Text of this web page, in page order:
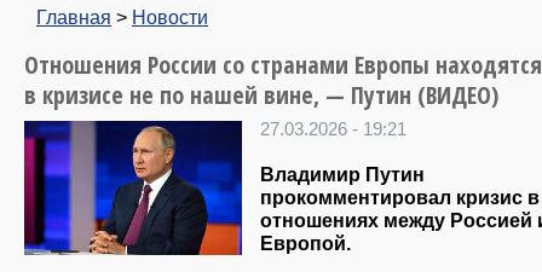
Главная > Новости
Отношения России со странами Европы находятся
в кризисе не по нашей вине, — Путин (ВИДЕО)
27.03.2026 - 19:21
Владимир Путин
прокомментировал кризис в
отношениях между Россией
Европой.